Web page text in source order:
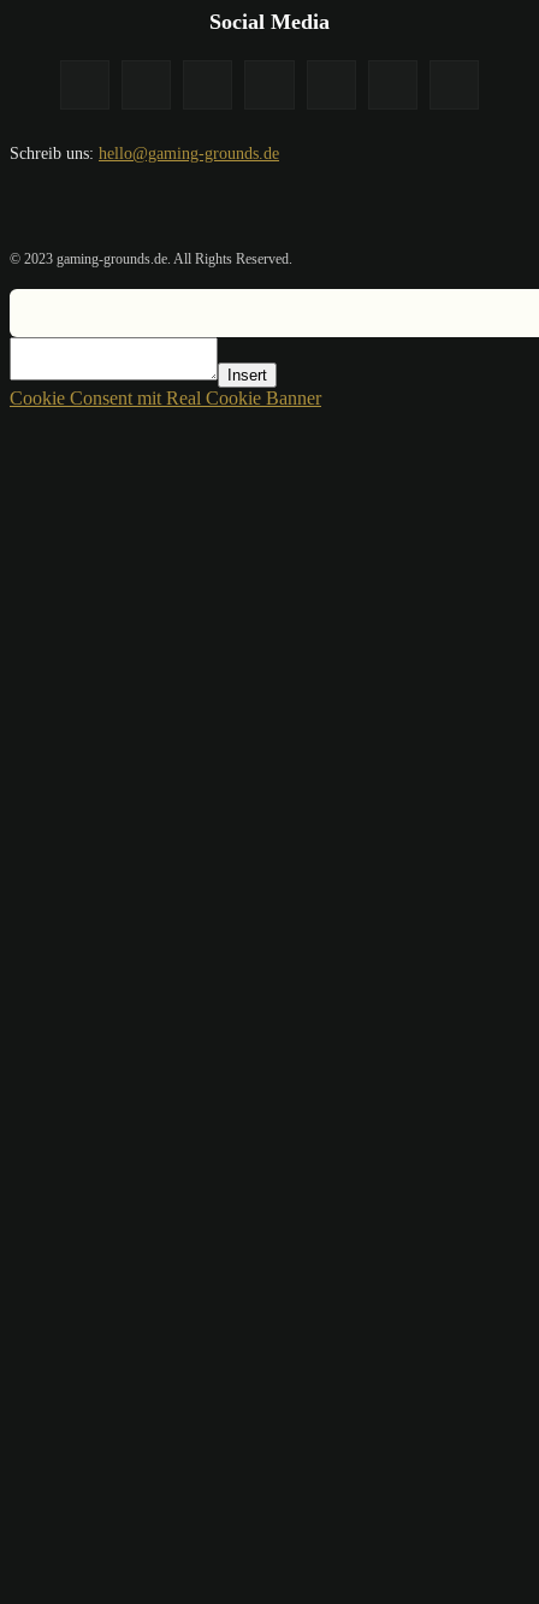
Social Media
Schreib uns: hello@gaming-grounds.de
© 2023 gaming-grounds.de. All Rights Reserved.
Insert
Cookie Consent mit Real Cookie Banner